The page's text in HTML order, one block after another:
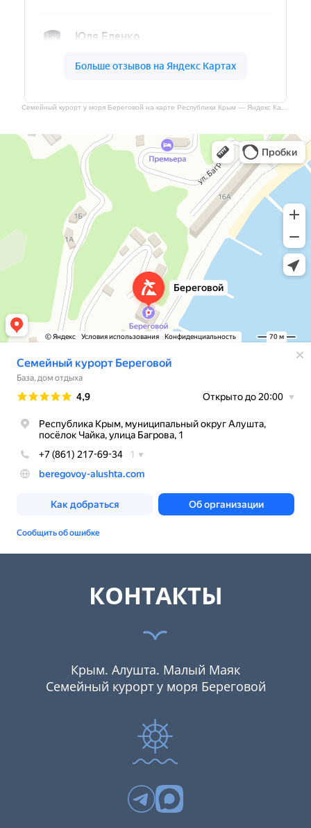
Семейный курорт у моря Береговой
Дом отдыха в Республике Крым
КОНТАКТЫ
Крым. Алушта. Малый Маяк
Семейный курорт у моря Береговой